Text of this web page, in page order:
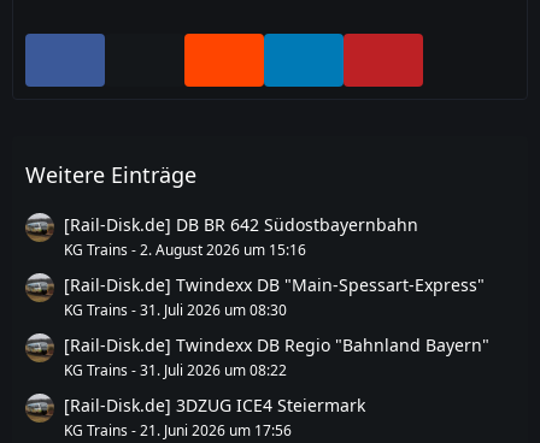
Weitere Einträge
[Rail-Disk.de] DB BR 642 Südostbayernbahn
KG Trains -2. August 2026 um 15:16
[Rail-Disk.de] Twindexx DB "Main-Spessart-Express"
KG Trains -31. Juli 2026 um 08:30
[Rail-Disk.de] Twindexx DB Regio "Bahnland Bayern"
KG Trains -31. Juli 2026 um 08:22
[Rail-Disk.de] 3DZUG ICE4 Steiermark
KG Trains -21. Juni 2026 um 17:56